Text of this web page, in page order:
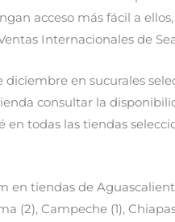
acceso más fácil a
Internacionales de
en sucurales
consultar la
en todas las tiendas
en tiendas de
(2), Campeche (1),